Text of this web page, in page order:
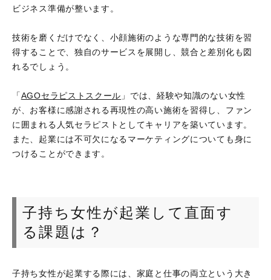
ビジネス準備が整います。
技術を磨くだけでなく、小顔施術のような専門的な技術を習
得することで、独自のサービスを展開し、競合と差別化も図
れるでしょう。
「AGOセラピストスクール 」では、経験や知識のない女性
が、お客様に感謝される再現性の高い施術を習得し、ファン
に囲まれる人気セラピストとしてキャリアを築いています。
また、起業には不可欠になるマーケティングについても身に
つけることができます。
子持ち女性が起業して直面す
る課題は？
子持ち女性が起業する際には、家庭と仕事の両立という大き